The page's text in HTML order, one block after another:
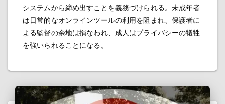
システムから締め出すことを義務づけられる。未成年者
は日常的なオンラインツールの利用を阻まれ、保護者に
よる監督の余地は損なわれ、成人はプライバシーの犠牲
を強いられることになる。